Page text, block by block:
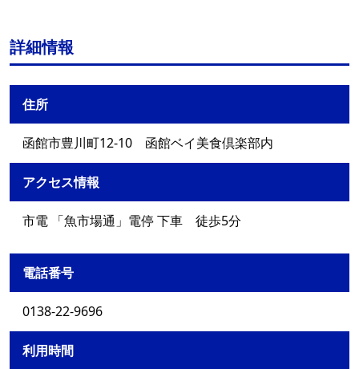
詳細情報
住所
函館市豊川町12-10 函館ベイ美食倶楽部内
アクセス情報
市電 「魚市場通」電停 下車 徒歩5分
電話番号
0138-22-9696
利用時間